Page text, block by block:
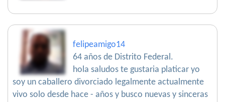
felipeamigo14
64 años de Distrito Federal.
hola saludos te gustaria platicar yo
soy un caballero divorciado legalmente actualmente
vivo solo desde hace - años y busco nuevas y sinceras